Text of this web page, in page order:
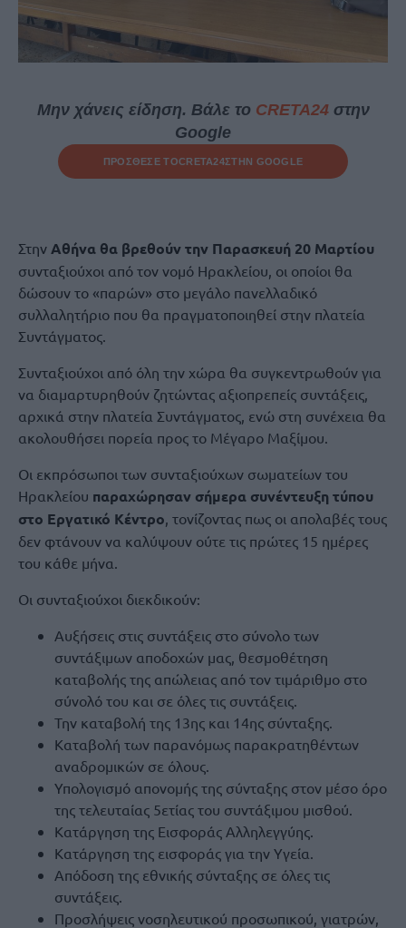
Μην χάνεις είδηση. Βάλε το CRETA24στην
Google
ΠΡΟΣΘΕΣΕ ΤΟCRETA24ΣΤΗΝ GOOGLE
Στην Αθήνα θα βρεθούν την Παρασκευή 20 Μαρτίου
συνταξιούχοι από τον νομό Ηρακλείου, οι οποίοι θα
δώσουν το «παρών» στο μεγάλο πανελλαδικό
συλλαλητήριο που θα πραγματοποιηθεί στην πλατεία
Συντάγματος.
Συνταξιούχοι από όλη την χώρα θα συγκεντρωθούν για
να διαμαρτυρηθούν ζητώντας αξιοπρεπείς συντάξεις,
αρχικά στην πλατεία Συντάγματος, ενώ στη συνέχεια θα
ακολουθήσει πορεία προς το Μέγαρο Μαξίμου.
Οι εκπρόσωποι των συνταξιούχων σωματείων του
Ηρακλείου παραχώρησαν σήμερα συνέντευξη τύπου
στο Εργατικό Κέντρο, τονίζοντας πως οι απολαβές τους
δεν φτάνουν να καλύψουν ούτε τις πρώτες 15 ημέρες
του κάθε μήνα.
Οι συνταξιούχοι διεκδικούν:
Αυξήσεις στις συντάξεις στο σύνολο των
συντάξιμων αποδοχών μας, θεσμοθέτηση
καταβολής της απώλειας από τον τιμάριθμο στο
σύνολό του και σε όλες τις συντάξεις.
Την καταβολή της 13ης και 14ης σύνταξης.
Καταβολή των παρανόμως παρακρατηθέντων
αναδρομικών σε όλους.
Υπολογισμό απονομής της σύνταξης στον μέσο όρο
της τελευταίας 5ετίας του συντάξιμου μισθού.
Κατάργηση της Εισφοράς Αλληλεγγύης.
Κατάργηση της εισφοράς για την Υγεία.
Απόδοση της εθνικής σύνταξης σε όλες τις
συντάξεις.
Προσλήψεις νοσηλευτικού προσωπικού, γιατρών,